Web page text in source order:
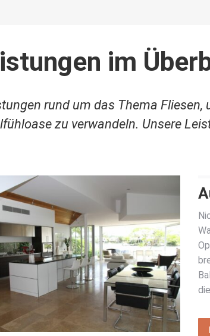
im
rund um das Thema Fliesen,
zu verwandeln. Unsere